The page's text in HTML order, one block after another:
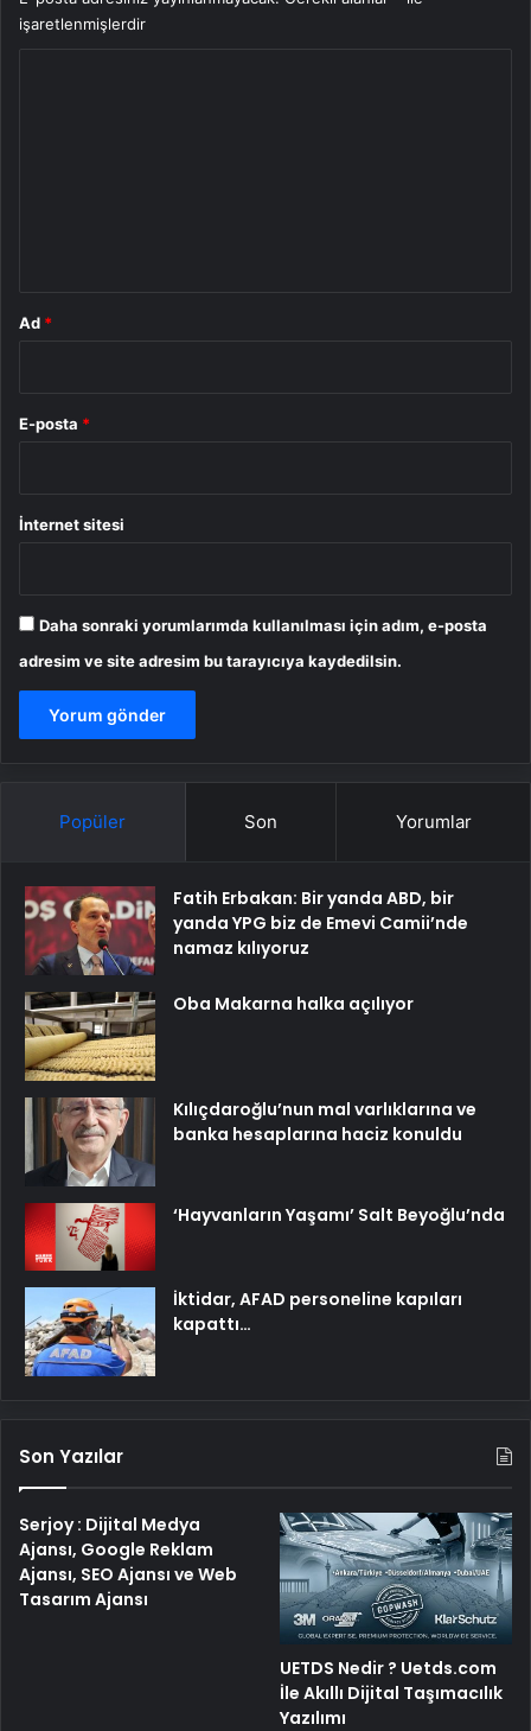
işaretlenmişlerdir
Ad *
E-posta *
İnternet sitesi
Daha sonraki yorumlarımda kullanılması için adım, e-posta
adresim ve site adresim bu tarayıcıya kaydedilsin.
Popüler Son Yorumlar
Fatih Erbakan: Bir yanda ABD, bir
yanda YPG biz de Emevi Camii’nde
namaz kılıyoruz
Oba Makarna halka açılıyor
Kılıçdaroğlu’nun mal varlıklarına ve
banka hesaplarına haciz konuldu
‘Hayvanların Yaşamı’ Salt Beyoğlu’nda
İktidar, AFAD personeline kapıları
kapattı…
Son Yazılar
Serjoy : Dijital Medya
Ajansı, Google Reklam
Ajansı, SEO Ajansı ve Web
Tasarım Ajansı
UETDS Nedir ? Uetds.com
İle Akıllı Dijital Taşımacılık
Yazılımı